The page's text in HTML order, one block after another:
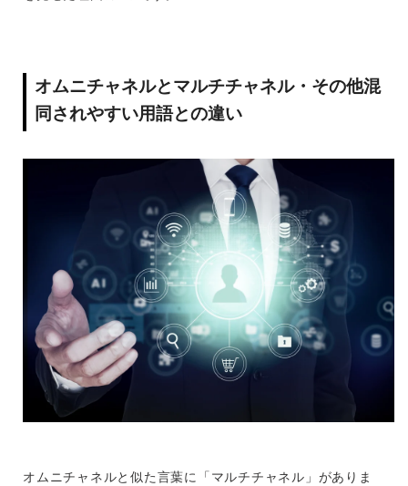
オムニチャネルとマルチチャネル・その他混
同されやすい用語との違い
オムニチャネルと似た言葉に「マルチチャネル」がありま